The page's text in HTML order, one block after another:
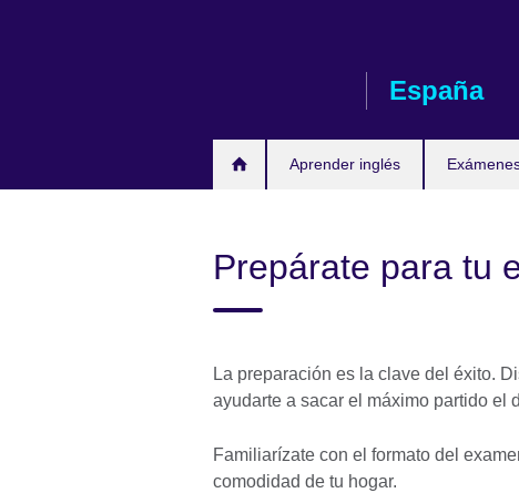
España
Aprender inglés
Prepárate para tu
La preparación es la clave del éxito.
ayudarte a sacar el máximo partido el
Familiarízate con el formato del
comodidad de tu hogar.